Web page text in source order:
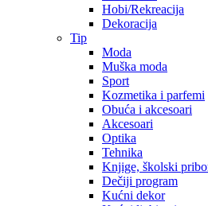
Hobi/Rekreacija
Dekoracija
Tip
Moda
Muška moda
Sport
Kozmetika i parfemi
Obuća i akcesoari
Akcesoari
Optika
Tehnika
Knjige, školski
Dečiji program
Kućni dekor